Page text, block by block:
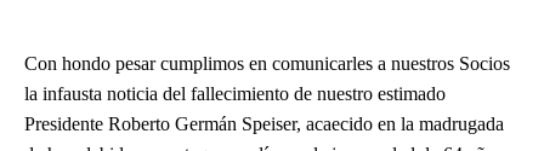
Con hondo pesar cumplimos en comunicarles a nuestros Socios
la infausta noticia del fallecimiento de nuestro estimado
Presidente Roberto Germán Speiser, acaecido en la madrugada